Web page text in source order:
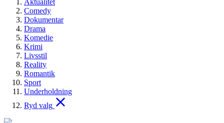
Comedy
Dokumentar
Drama
Komedie
Krimi
Livsstil
Reality
Romantik
Sport
Underholdning
Ryd valg